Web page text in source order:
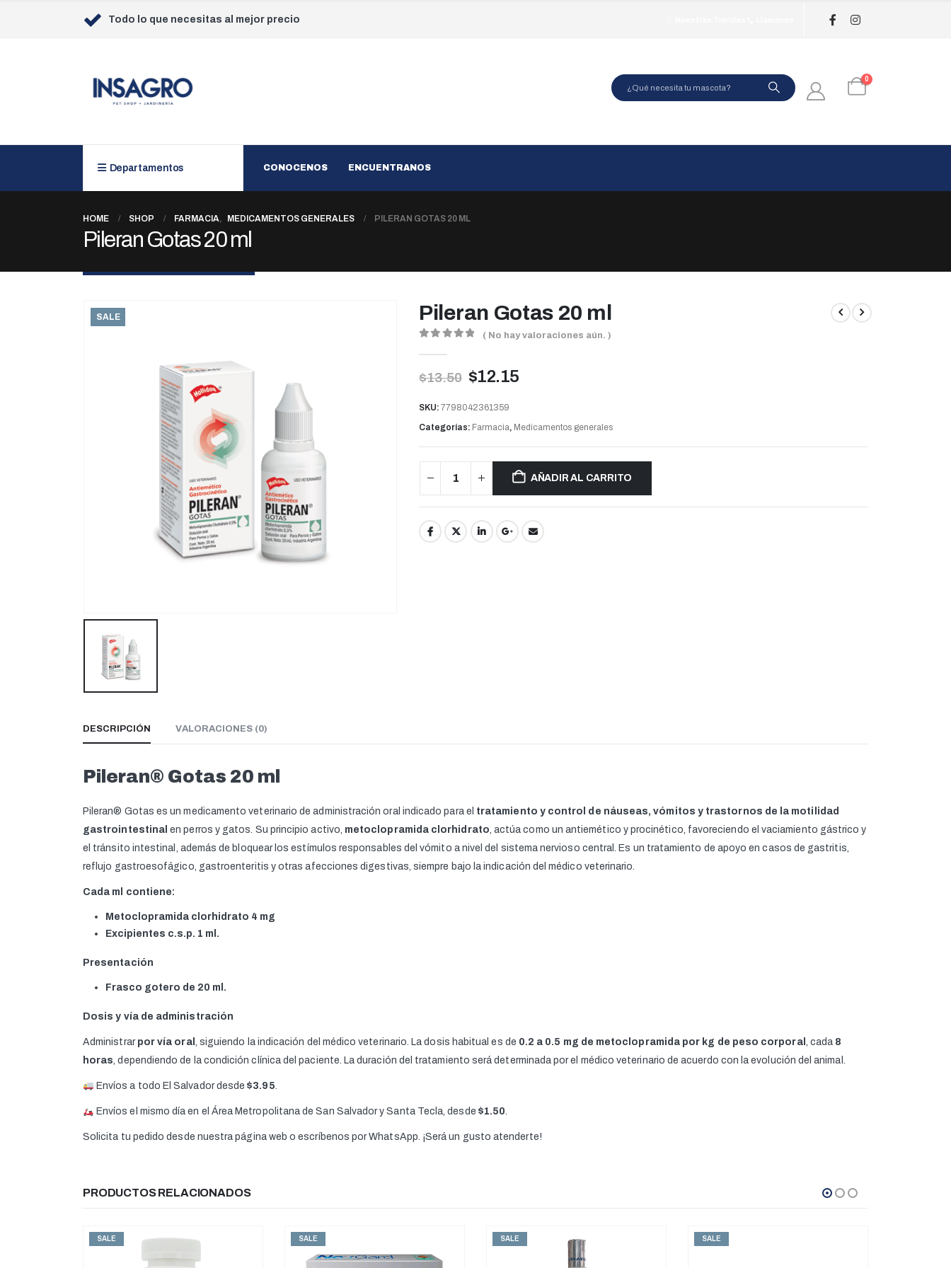
Todo lo que necesitas al mejor precio
0
Departamentos CONOCENOS ENCUENTRANOS
HOME SHOP FARMACIA, MEDICAMENTOS GENERALES PILERAN GOTAS 20 ML
Pileran Gotas 20 ml
SALE Pileran Gotas 20 ml
( No hay valoraciones aún. )
$13.50 $12.15
SKU: 7798042361359
Categorías: Farmacia, Medicamentos generales
AÑADIR AL CARRITO
DESCRIPCIÓN VALORACIONES (0)
Pileran® Gotas 20 ml
Pileran® Gotas es un medicamento veterinario de administración oral indicado para el tratamiento y control de náuseas, vómitos y trastornos de la motilidad
gastrointestinal en perros y gatos. Su principio activo, metoclopramida clorhidrato, actúa como un antiemético y procinético, favoreciendo el vaciamiento gástrico y
el tránsito intestinal, además de bloquear los estímulos responsables del vómito a nivel del sistema nervioso central. Es un tratamiento de apoyo en casos de gastritis,
reflujo gastroesofágico, gastroenteritis y otras afecciones digestivas, siempre bajo la indicación del médico veterinario.
Cada ml contiene:
Metoclopramida clorhidrato 4 mg
Excipientes c.s.p. 1 ml.
Presentación
Frasco gotero de 20 ml .
Dosis y vía de administración
Administrar por vía oral , siguiendo la indicación del médico veterinario. La dosis habitual es de 0.2 a 0.5 mg de metoclopramida por kg de peso corporal , cada 8
horas, dependiendo de la condición clínica del paciente. La duración del tratamiento será determinada por el médico veterinario de acuerdo con la evolución del animal.
Envíos a todo El Salvador desde$3.95.
Envíos el mismo día en el Área Metropolitana de San Salvador y Santa Tecla, desde $1.50.
Solicita tu pedido desde nuestra página web o escríbenos por WhatsApp. ¡Será un gusto atenderte!
PRODUCTOS RELACIONADOS
SALE SALE SALE SALE